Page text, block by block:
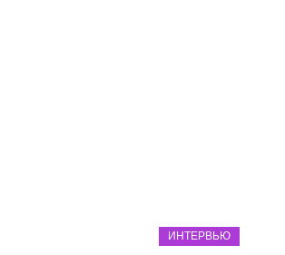
ИНТЕРВЬЮ